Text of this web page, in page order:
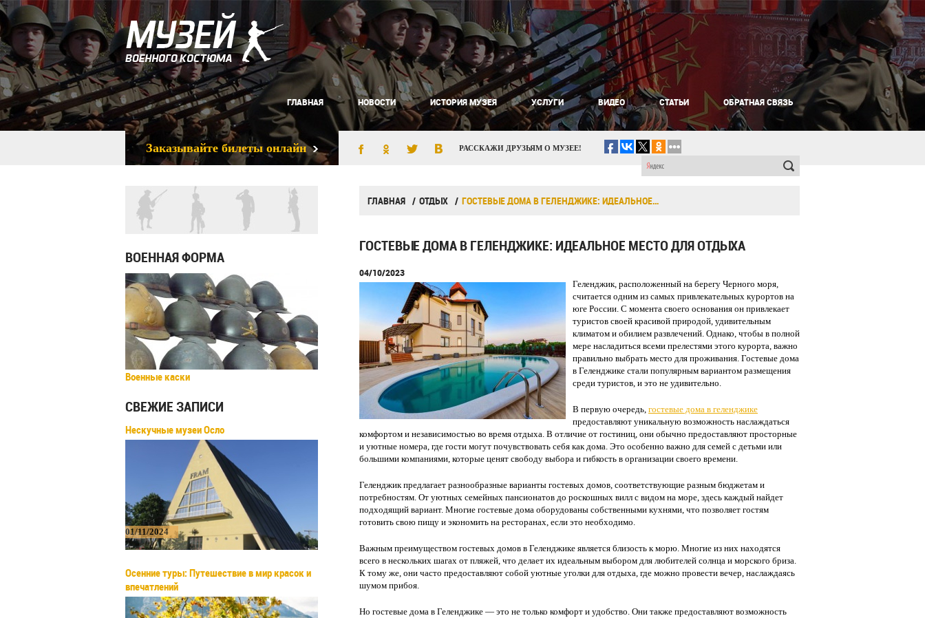
ГЛАВНАЯ НОВОСТИ ИСТОРИЯ МУЗЕЯ УСЛУГИ ВИДЕО СТАТЬИ ОБРАТНАЯ СВЯЗЬ
Заказывайте билеты онлайн РАССКАЖИ ДРУЗЬЯМ О МУЗЕЕ!
ВОЕННАЯ ФОРМА
Военные каски
СВЕЖИЕ ЗАПИСИ
Нескучные музеи Осло
01/11/2024
Осенние туры: Путешествие в мир красок и
впечатлений
ГЛАВНАЯ ОТДЫХ ГОСТЕВЫЕ ДОМА В ГЕЛЕНДЖИКЕ: ИДЕАЛЬНОЕ…
ГОСТЕВЫЕ ДОМА В ГЕЛЕНДЖИКЕ: ИДЕАЛЬНОЕ МЕСТО ДЛЯ ОТДЫХА
04/10/2023
Геленджик, расположенный на берегу Черного моря,
считается одним из самых привлекательных курортов на
юге России. С момента своего основания он привлекает
туристов своей красивой природой, удивительным
климатом и обилием развлечений. Однако, чтобы в полной
мере насладиться всеми прелестями этого курорта, важно
правильно выбрать место для проживания. Гостевые дома
в Геленджике стали популярным вариантом размещения
среди туристов, и это не удивительно.
В первую очередь, гостевые дома в геленджике
предоставляют уникальную возможность наслаждаться
комфортом и независимостью во время отдыха. В отличие от гостиниц, они обычно предоставляют просторные
и уютные номера, где гости могут почувствовать себя как дома. Это особенно важно для семей с детьми или
большими компаниями, которые ценят свободу выбора и гибкость в организации своего времени.
Геленджик предлагает разнообразные варианты гостевых домов, соответствующие разным бюджетам и
потребностям. От уютных семейных пансионатов до роскошных вилл с видом на море, здесь каждый найдет
подходящий вариант. Многие гостевые дома оборудованы собственными кухнями, что позволяет гостям
готовить свою пищу и экономить на ресторанах, если это необходимо.
Важным преимуществом гостевых домов в Геленджике является близость к морю. Многие из них находятся
всего в нескольких шагах от пляжей, что делает их идеальным выбором для любителей солнца и морского бриза.
К тому же, они часто предоставляют собой уютные уголки для отдыха, где можно провести вечер, наслаждаясь
шумом прибоя.
Но гостевые дома в Геленджике — это не только комфорт и удобство. Они также предоставляют возможность